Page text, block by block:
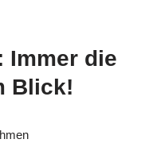
Immer die
Blick!